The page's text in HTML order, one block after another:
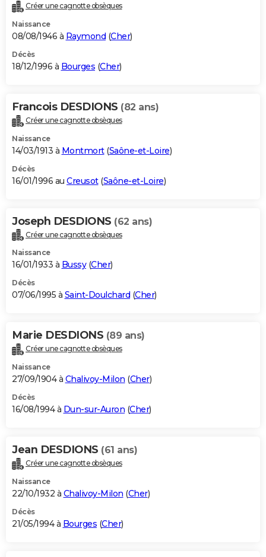
Créer une cagnotte obsèques
Naissance
08/08/1946 à Raymond (Cher)
Décès
18/12/1996 à Bourges (Cher)
Francois DESDIONS (82 ans)
Créer une cagnotte obsèques
Naissance
14/03/1913 à Montmort(Saône-et-Loire)
Décès
16/01/1996 au Creusot(Saône-et-Loire)
Joseph DESDIONS (62 ans)
Créer une cagnotte obsèques
Naissance
16/01/1933 à Bussy(Cher)
Décès
07/06/1995 à Saint-Doulchard (Cher)
Marie DESDIONS (89 ans)
Créer une cagnotte obsèques
Naissance
27/09/1904 à Chalivoy-Milon (Cher)
Décès
16/08/1994 à Dun-sur-Auron (Cher)
Jean DESDIONS (61 ans)
Créer une cagnotte obsèques
Naissance
22/10/1932 à Chalivoy-Milon (Cher)
Décès
21/05/1994 à Bourges (Cher)